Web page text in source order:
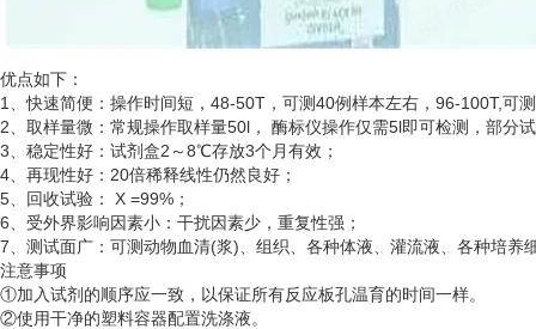
优点如下：
1、快速简便：操作时间短，48-50T，可测40例样本左右，96-100T,可
2、取样量微：常规操作取样量50l， 酶标仪操作仅需5l即可检测，部分
3、稳定性好：试剂盒2～8℃存放3个月有效；
4、再现性好：20倍稀释线性仍然良好；
5、回收试验： X =99%；
6、受外界影响因素小：干扰因素少，重复性强；
7、测试面广：可测动物血清(浆)、组织、各种体液、灌流液、各种培
注意事项
①加入试剂的顺序应一致，以保证所有反应板孔温育的时间一样。
②使用干净的塑料容器配置洗涤液。